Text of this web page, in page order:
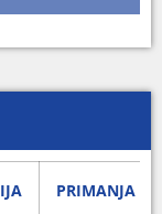
PRIMANJA